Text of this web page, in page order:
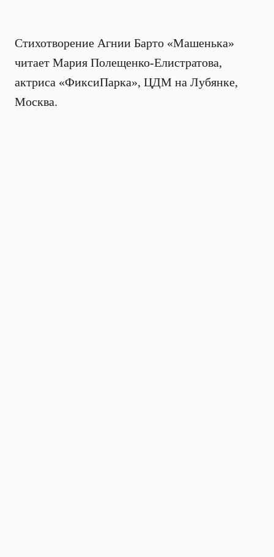
Стихотворение Агнии Барто «Машенька»
читает Мария Полещенко-Елистратова,
актриса «ФиксиПарка», ЦДМ на Лубянке,
Москва.